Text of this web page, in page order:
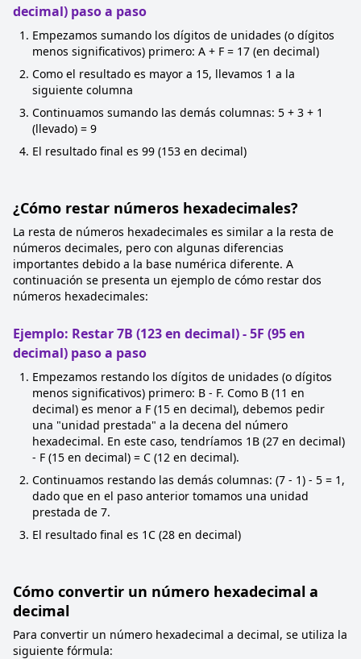
decimal) paso a paso
Empezamos sumando los dígitos de unidades (o dígitos
menos significativos) primero: A + F = 17 (en decimal)
Como el resultado es mayor a 15, llevamos 1 a la
siguiente columna
Continuamos sumando las demás columnas: 5 + 3 + 1
(llevado) = 9
El resultado final es 99 (153 en decimal)
¿Cómo restar números hexadecimales?
La resta de números hexadecimales es similar a la resta de
números decimales, pero con algunas diferencias
importantes debido a la base numérica diferente. A
continuación se presenta un ejemplo de cómo restar dos
números hexadecimales:
Ejemplo: Restar 7B (123 en decimal) - 5F (95 en
decimal) paso a paso
Empezamos restando los dígitos de unidades (o dígitos
menos significativos) primero: B - F. Como B (11 en
decimal) es menor a F (15 en decimal), debemos pedir
una "unidad prestada" a la decena del número
hexadecimal. En este caso, tendríamos 1B (27 en decimal)
- F (15 en decimal) = C (12 en decimal).
Continuamos restando las demás columnas: (7 - 1) - 5 = 1,
dado que en el paso anterior tomamos una unidad
prestada de 7.
El resultado final es 1C (28 en decimal)
Cómo convertir un número hexadecimal a
decimal
Para convertir un número hexadecimal a decimal, se utiliza la
siguiente fórmula: